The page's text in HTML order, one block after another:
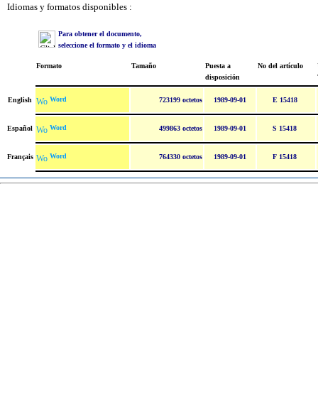
Idiomas y formatos disponibles :
Para obtener el documento,
seleccione el formato y el idioma
Formato Tamaño
Puesta a
disposición
No del artículo
English Word 723199 octetos 1989-09-01 E 15418
Español Word 499863 octetos 1989-09-01 S 15418
Français Word 764330 octetos 1989-09-01 F 15418